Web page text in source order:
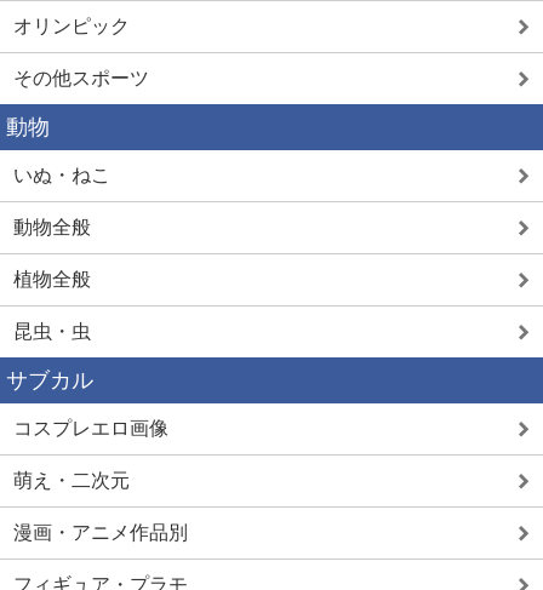
オリンピック
その他スポーツ
動物
いぬ・ねこ
動物全般
植物全般
昆虫・虫
サブカル
コスプレエロ画像
萌え・二次元
漫画・アニメ作品別
フィギュア・プラモ